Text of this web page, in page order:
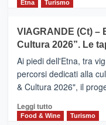
di
Anche
la
Alcantara
nei
primi
nella
classifica
di
IL
SAN
DOMENICO
PALACE
TAORMINA,
UN
HOTEL
FOUR
Etna Turismo
VIAGRANDE (Ct) –
Cultura 2026”. Le
Ai piedi dell'Etna, tra
percorsi dedicati alla
& Cultura 2026", il
Leggi tuttoLeggi
di
Food & Wine Turismo